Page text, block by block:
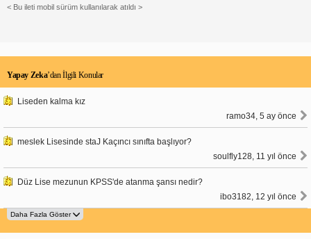
< Bu ileti mobil sürüm kullanılarak atıldı >
Yapay Zeka’dan İlgili Konular
Liseden kalma kız
ramo34, 5 ay önce
meslek Lisesinde staJ Kaçıncı sınıfta başlıyor?
soulfly128, 11 yıl önce
Düz Lise mezunun KPSS'de atanma şansı nedir?
ibo3182, 12 yıl önce